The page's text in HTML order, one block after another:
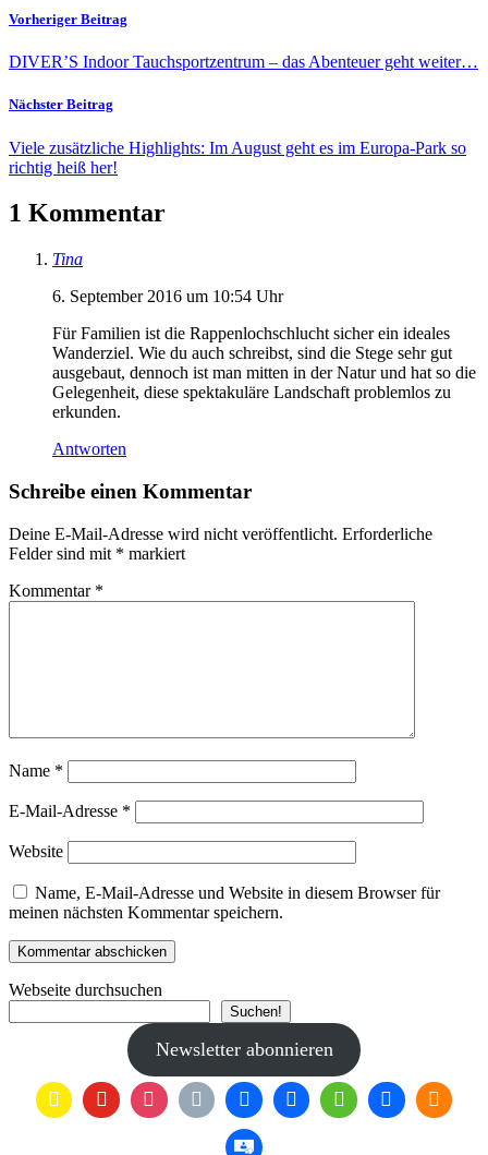
Vorheriger Beitrag
DIVER’S Indoor Tauchsportzentrum – das Abenteuer geht weiter…
Nächster Beitrag
Viele zusätzliche Highlights: Im August geht es im Europa-Park so
richtig heiß her!
1 Kommentar
Tina
6. September 2016 um 10:54 Uhr
Für Familien ist die Rappenlochschlucht sicher ein ideales
Wanderziel. Wie du auch schreibst, sind die Stege sehr gut
ausgebaut, dennoch ist man mitten in der Natur und hat so die
Gelegenheit, diese spektakuläre Landschaft problemlos zu
erkunden.
Antworten
Schreibe einen Kommentar
Deine E-Mail-Adresse wird nicht veröffentlicht. Erforderliche
Felder sind mit * markiert
Kommentar *
Name *
E-Mail-Adresse *
Website
Name, E-Mail-Adresse und Website in diesem Browser für
meinen nächsten Kommentar speichern.
Webseite durchsuchen
Suchen!
Newsletter abonnieren